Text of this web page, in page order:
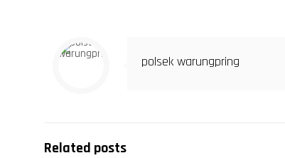
polsek warungpring
Related posts